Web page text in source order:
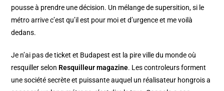
pousse à prendre une décision. Un mélange de supersition, si le
métro arrive c’est qu’il est pour moi et d’urgence et me voilà
dedans.
Je n’ai pas de ticket et Budapest est la pire ville du monde où
resquiller selon Resquilleur magazine. Les controleurs forment
une société secrète et puissante auquel un réalisateur hongrois a